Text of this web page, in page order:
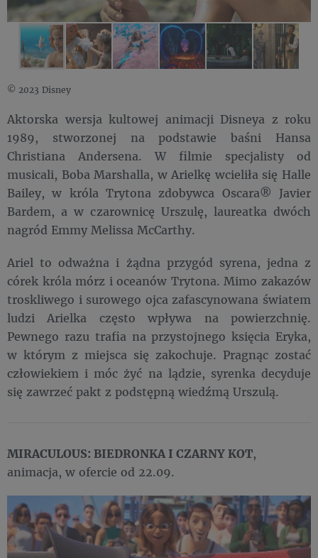
© 2023 Disney
Aktorska wersja kultowej animacji Disneya z roku
1989, stworzonej na podstawie baśni Hansa
Christiana Andersena. W filmie specjalisty od
musicali, Boba Marshalla, w Arielkę wcieliła się Halle
Bailey, w króla Trytona zdobywca Oscara® Javier
Bardem, a w czarownicę Urszulę, laureatka dwóch
nagród Emmy Melissa McCarthy.
Ariel to odważna i żądna przygód syrena, jedna z
córek króla mórz i oceanów Trytona. Mimo zakazów
troskliwego i surowego ojca zafascynowana światem
ludzi Arielka często wpływa na powierzchnię.
Pewnego razu trafia na przystojnego księcia Eryka,
w którym z miejsca się zakochuje. Pragnąc zostać
człowiekiem i móc żyć na lądzie, syrenka decyduje
się zawrzeć pakt z podstępną wiedźmą Urszulą.
MIRACULOUS: BIEDRONKA I CZARNY KOT,
animacja, w ofercie od 22.09.